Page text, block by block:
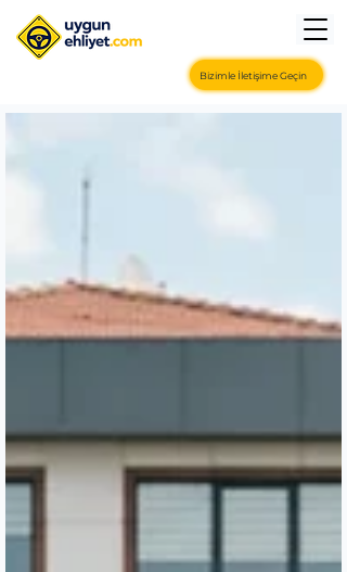
Bizimle İletişime Geçin